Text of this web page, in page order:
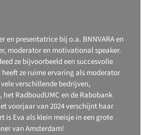
en presentatrice bij o.a. BNNVARA en
moderator en motivational speaker.
ze bijvoorbeeld een succesvolle
ze ruime ervaring als moderator
verschillende bedrijven,
RadboudUMC en de Rabobank
voorjaar van 2024 verschijnt haar
is Eva als klein meisje in een grote
van Amsterdam!